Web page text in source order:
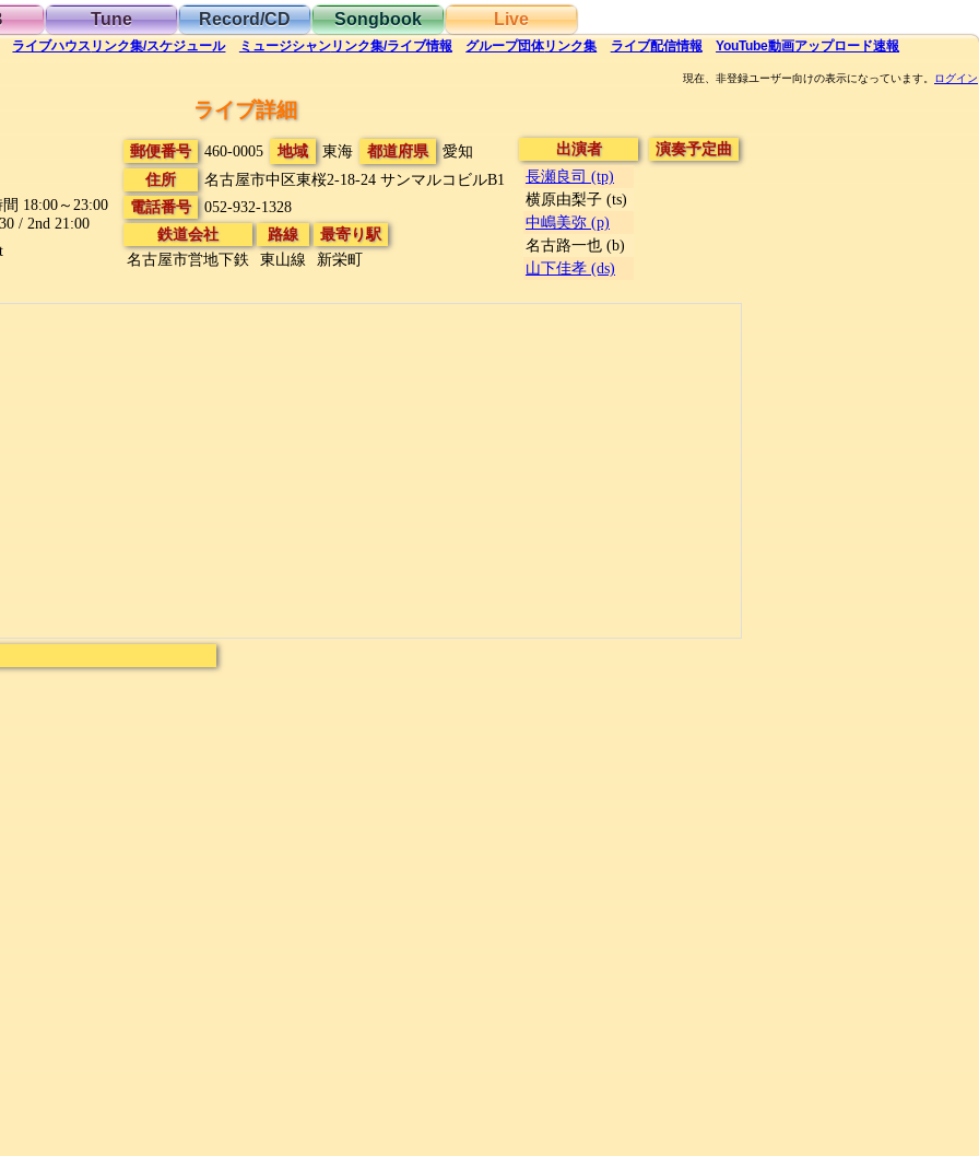
Tune Record/CD Songbook Live
ライブハウス リンク集/スケジュール ミュージシャンリンク集/ライブ情報 グループ団体リンク集 ライブ配信情報 YouTube動画アップロード速報
現在、非登録ユーザー向けの表示になっています。 ログイン
ライブ詳細
18:00～23:00
/ 2nd 21:00
郵便番号 460-0005 地域 東海 都道府県
愛知
住所
名古屋市中区東桜2-18-24 サンマルコビルB1
電話番号
052-932-1328
鉄道会社
名古屋市営地下鉄
路線
東山線
最寄り駅
新栄町
出演者
長瀬良司 (tp)
横原由梨子 (ts)
中嶋美弥 (p)
名古路一也 (b)
山下佳孝 (ds)
演奏予定曲